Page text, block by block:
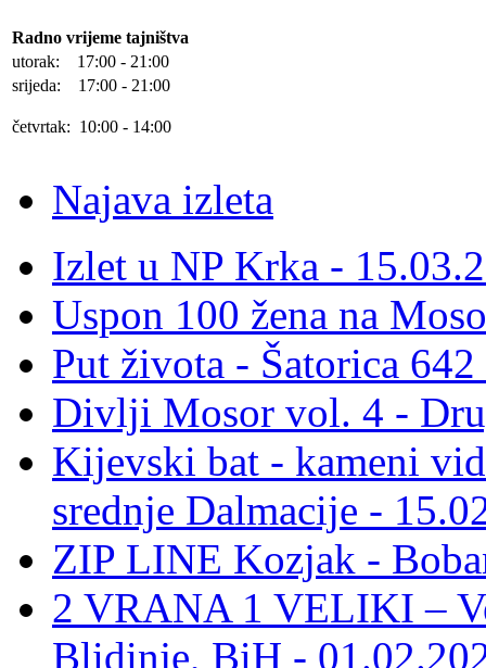
Radno vrijeme tajništva
utorak: 17:00 - 21:00
srijeda: 17:00 - 21:00
četvrtak: 10:00 - 14:00
Najava izleta
Izlet u NP Krka -
Uspon 100 žena na
Put života - Šatorica
Divlji Mosor vol. 4 -
Kijevski bat - kameni
srednje Dalmacije -
ZIP LINE Kozjak -
2 VRANA 1 VELIKI –
Blidinje, BiH -